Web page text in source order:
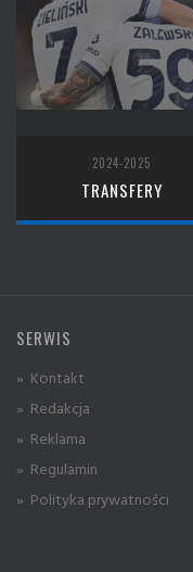
2024-2025
TRANSFERY
SERWIS
» Kontakt
» Redakcja
» Reklama
» Regulamin
» Polityka prywatności